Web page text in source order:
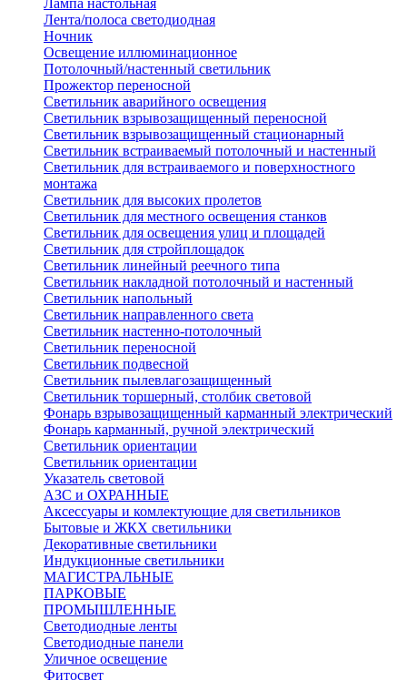
Лампа настольная
Лента/полоса светодиодная
Ночник
Освещение иллюминационное
Потолочный/настенный светильник
Прожектор переносной
Светильник аварийного освещения
Светильник взрывозащищенный переносной
Светильник взрывозащищенный стационарный
Светильник встраиваемый потолочный и настенный
Светильник для встраиваемого и поверхностного
монтажа
Светильник для высоких пролетов
Светильник для местного освещения станков
Светильник для освещения улиц и площадей
Светильник для стройплощадок
Светильник линейный реечного типа
Светильник накладной потолочный и настенный
Светильник напольный
Светильник направленного света
Светильник настенно-потолочный
Светильник переносной
Светильник подвесной
Светильник пылевлагозащищенный
Светильник торшерный, столбик световой
Фонарь взрывозащищенный карманный электрический
Фонарь карманный, ручной электрический
Светильник ориентации
Светильник ориентации
Указатель световой
АЗС и ОХРАННЫЕ
Аксессуары и комлектующие для светильников
Бытовые и ЖКХ светильники
Декоративные светильники
Индукционные светильники
МАГИСТРАЛЬНЫЕ
ПАРКОВЫЕ
ПРОМЫШЛЕННЫЕ
Светодиодные ленты
Светодиодные панели
Уличное освещение
Фитосвет